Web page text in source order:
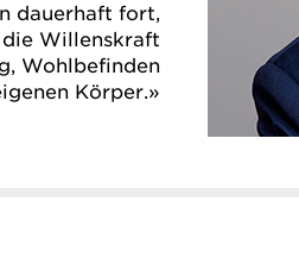
dauerhaft fort,
die Willenskraft
Wohlbefinden
Körper.»